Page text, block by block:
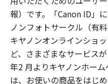
報）です。「Canon ID」
ノンフォトサークル（有
キヤノンオンラインショ
ど、さまざまなサービス
年2 月よりキヤノンホー
は、お使いの商品をはじ